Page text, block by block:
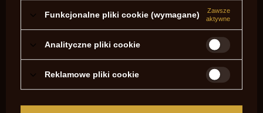
5/5
Treść twojej opinii
Funkcjonalne pliki cookie (wymagane)
Zawsze
aktywne
Analityczne pliki cookie
Reklamowe pliki cookie